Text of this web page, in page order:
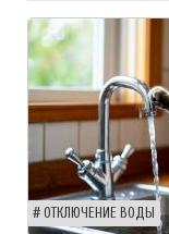
ОТКЛЮЧЕНИЕ ВОДЫ